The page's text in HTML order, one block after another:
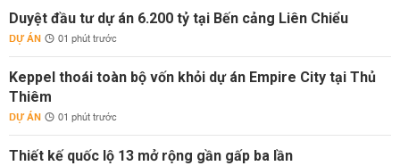
Duyệt đầu tư dự án 6.200 tỷ tại Bến cảng Liên Chiểu
DỰ ÁN 01 phút trước
Keppel thoái toàn bộ vốn khỏi dự án Empire City tại Thủ
Thiêm
DỰ ÁN 01 phút trước
Thiết kế quốc lộ 13 mở rộng gần gấp ba lần